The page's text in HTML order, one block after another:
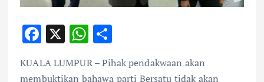
F
e
X W
at
h
ar
KUALA LUMPUR – Pihak pendakwaan akan
membuktikan bahawa parti Bersatu tidak akan